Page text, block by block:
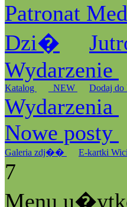
Patronat
Dzi�
Wydarzenie
Katalog _NEW Dodaj do
Wydarzenia
Nowe posty
Galeria zdj�� E-kartki Wici
7
Menu